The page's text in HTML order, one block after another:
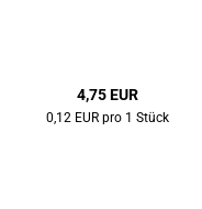
4,75 EUR
0,12 EUR pro 1 Stück